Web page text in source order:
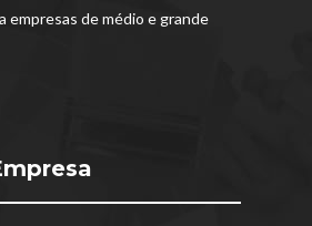
empresas de médio e grande